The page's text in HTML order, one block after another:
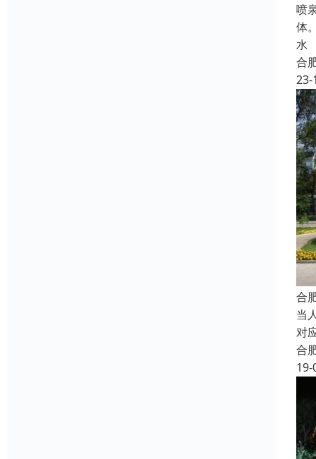
喷
体
水
合
23-
合
当
对
合
19-